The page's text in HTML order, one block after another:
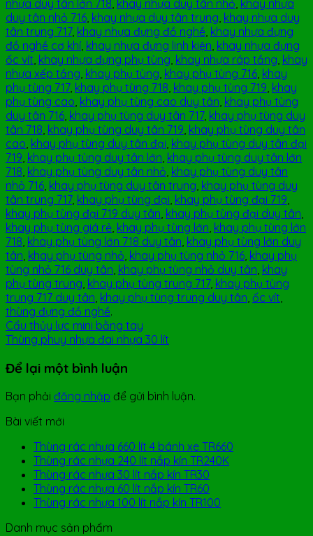
nhựa duy tân lớn 718 khay nhựa duy tân nhỏ khay nhựa
duy tân nhỏ 716 khay nhựa duy tân trung khay nhựa duy
tân trung 717, khay nhựa đựng đồ nghề khay nhựa đựng
đồ nghề cơ khí khay nhựa đựng linh kiện khay nhựa đựng
ốc vít khay nhựa đựng phụ tùng khay nhựa ráp tầng khay
nhựa xếp tầng khay phụ tùng khay phụ tùng 716 khay
phụ tùng 717, khay phụ tùng 718 khay phụ tùng 719 khay
phụ tùng cao khay phụ tùng cao duy tân khay phụ tùng
duy tân 716 khay phụ tùng duy tân 717, khay phụ tùng duy
tân 718 khay phụ tùng duy tân 719 khay phụ tùng duy tân
cao khay phụ tùng duy tân đại khay phụ tùng duy tân đại
719 khay phụ tùng duy tân lớn khay phụ tùng duy tân lớn
718 khay phụ tùng duy tân nhỏ khay phụ tùng duy tân
nhỏ 716 khay phụ tùng duy tân trung khay phụ tùng duy
tân trung 717, khay phụ tùng đại khay phụ tùng đại 719
khay phụ tùng đại 719 duy tân khay phụ tùng đại duy tân
khay phụ tùng giá rẻ khay phụ tùng lớn khay phụ tùng lớn
718 khay phụ tùng lớn 718 duy tân khay phụ tùng lớn duy
tân khay phụ tùng nhỏ khay phụ tùng nhỏ 716 khay phụ
tùng nhỏ 716 duy tân khay phụ tùng nhỏ duy tân khay
phụ tùng trung khay phụ tùng trung 717, khay phụ tùng
trung 717 duy tân khay phụ tùng trung duy tân ốc vít
thùng đựng đồ nghề.
Cẩu thủy lực mini bằng tay
Thùng phuy nhựa đai nhựa 30 lít
Để lại một bình luận
Bạn phải đăng nhập để gửi bình luận.
Bài viết mới
Thùng rác nhựa 660 lít 4 bánh xe TR660
Thùng rác nhựa 240 lít nắp kín TR240K
Thùng rác nhựa 30 lít nắp kín TR30
Thùng rác nhựa 60 lít nắp kín TR60
Thùng rác nhựa 100 lít nắp kín TR100
Danh mục sản phẩm